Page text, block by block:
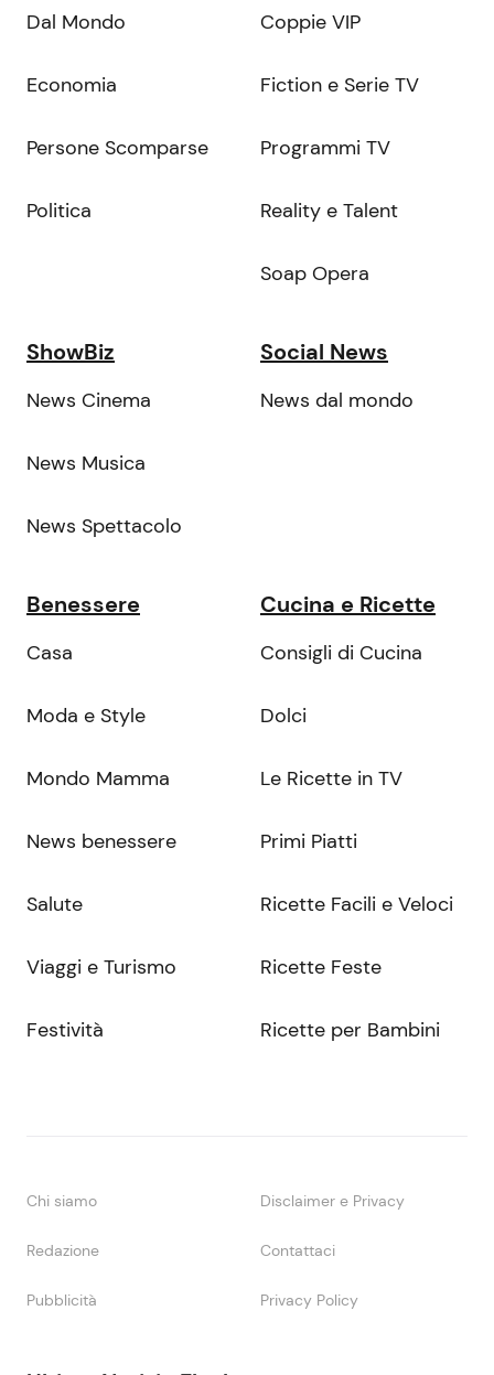
Dal Mondo
Economia
Persone Scomparse
Politica
Coppie VIP
Fiction e Serie TV
Programmi TV
Reality e Talent
Soap Opera
ShowBiz
News Cinema
News Musica
News Spettacolo
Social News
News dal mondo
Benessere
Casa
Moda e Style
Mondo Mamma
News benessere
Salute
Viaggi e Turismo
Festività
Cucina e Ricette
Consigli di Cucina
Dolci
Le Ricette in TV
Primi Piatti
Ricette Facili e Veloci
Ricette Feste
Ricette per Bambini
Chi siamo Disclaimer e Privacy
Redazione Contattaci
Pubblicità Privacy Policy